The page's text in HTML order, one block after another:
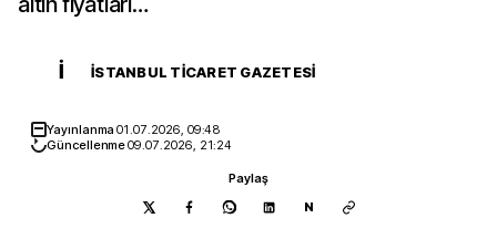
İ İSTANBUL TICARET GAZETESI
Yayınlanma01.07.2026, 09:48
Güncellenme09.07.2026, 21:24
Paylaş
N